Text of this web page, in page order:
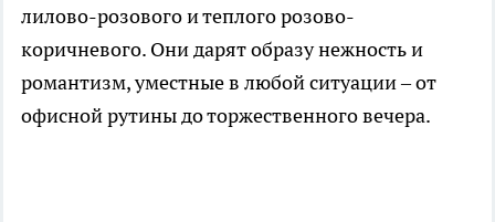
лилово-розового и теплого розово-
коричневого. Они дарят образу нежность и
романтизм, уместные в любой ситуации – от
офисной рутины до торжественного вечера.